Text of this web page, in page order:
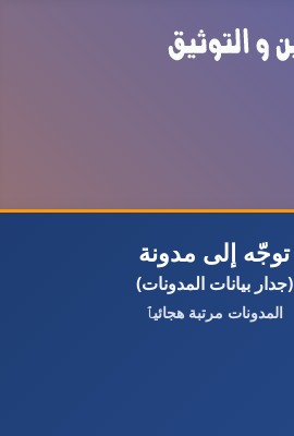
توجّه إلى مدونة
(جدار بيانات المدونات)
المدونات مرتبة هجائيٱ